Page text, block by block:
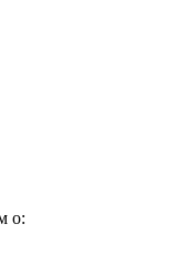
о: